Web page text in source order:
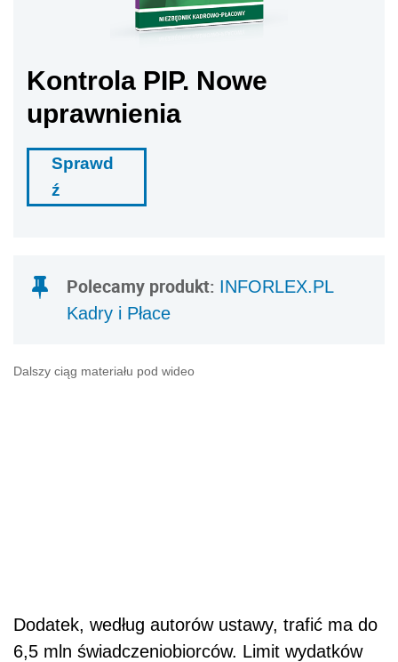
Kontrola PIP. Nowe
uprawnienia
Sprawd
ź
Polecamy produkt: INFORLEX.PL
Kadry i Płace
Dalszy ciąg materiału pod wideo
Dodatek, według autorów ustawy, trafić ma do
6,5 mln świadczeniobiorców. Limit wydatków